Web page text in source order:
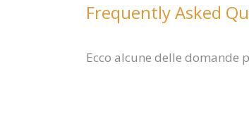
Frequently Asked
Ecco alcune delle domande